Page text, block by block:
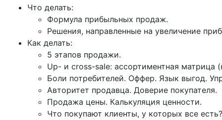
Что делать:
Формула прибыльных продаж.
Решения, направленные на увеличение
Как делать:
5 этапов продажи.
Up- и cross-sale: ассортиментная матрица
Боли потребителей. Оффер. Язык выгод.
Авторитет продавца. Доверие покупателя.
Продажа цены. Калькуляция ценности.
Что покупают клиенты, у которых все